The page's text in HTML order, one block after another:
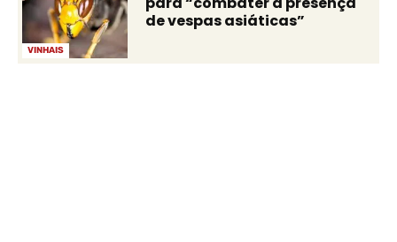
VINHAIS
de vespas asiáticas”